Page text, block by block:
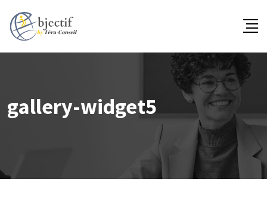
content
gallery-widget5